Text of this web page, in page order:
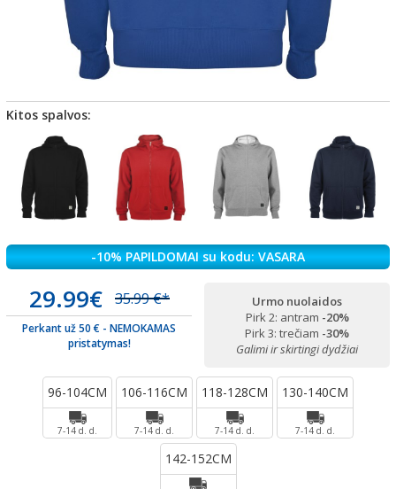
Kitos spalvos:
-10% PAPILDOMAI su kodu: VASARA
29.99€ 35.99 €*
Perkant už 50 € - NEMOKAMAS
pristatymas!
Urmo nuolaidos
Pirk 2: antram -20%
Pirk 3: trečiam -30%
Galimi ir skirtingi dydžiai
96-104CM
7-14 d. d.
106-116CM
7-14 d. d.
118-128CM
7-14 d. d.
130-140CM
7-14 d. d.
142-152CM